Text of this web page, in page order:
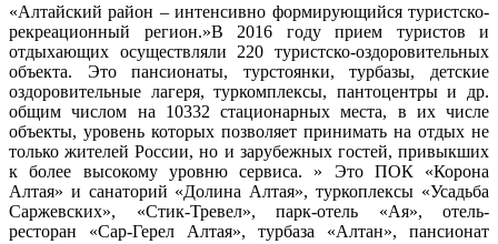
«Алтайский район – интенсивно формирующийся туристско-
рекреационный регион.»В 2016 году прием туристов и
отдыхающих осуществляли 220 туристско-оздоровительных
объекта. Это пансионаты, турстоянки, турбазы, детские
оздоровительные лагеря, туркомплексы, пантоцентры и др.
общим числом на 10332 стационарных места, в их числе
объекты, уровень которых позволяет принимать на отдых не
только жителей России, но и зарубежных гостей, привыкших
к более высокому уровню сервиса. » Это ПОК «Корона
Алтая» и санаторий «Долина Алтая», туркоплексы «Усадьба
Саржевских», «Стик-Тревел», парк-отель «Ая», отель-
ресторан «Сар-Герел Алтая», турбаза «Алтан», пансионат